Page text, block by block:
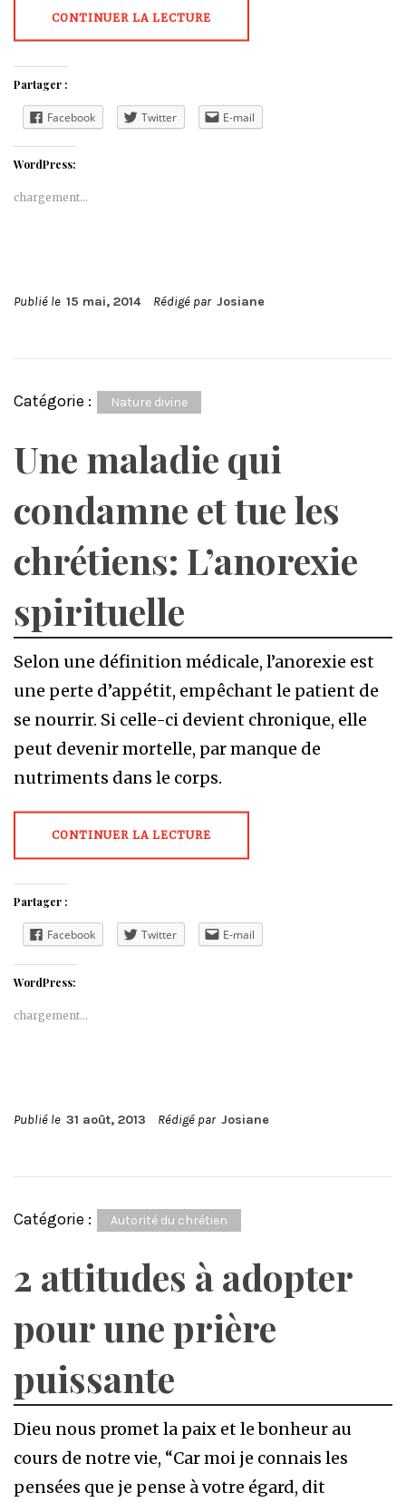
CONTINUER LA LECTURE
Partager :
Facebook Twitter E-mail
WordPress:
chargement…
Publié le 15 mai, 2014 Rédigé par Josiane
Catégorie : Nature divine
Une maladie qui
condamne et tue les
chrétiens: L’anorexie
spirituelle
Selon une définition médicale, l’anorexie est
une perte d’appétit, empêchant le patient de
se nourrir. Si celle-ci devient chronique, elle
peut devenir mortelle, par manque de
nutriments dans le corps.
CONTINUER LA LECTURE
Partager :
Facebook Twitter E-mail
WordPress:
chargement…
Publié le 31 août, 2013 Rédigé par Josiane
Catégorie : Autorité du chrétien
2 attitudes à adopter
pour une prière
puissante
Dieu nous promet la paix et le bonheur au
cours de notre vie, “Car moi je connais les
pensées que je pense à votre égard, dit